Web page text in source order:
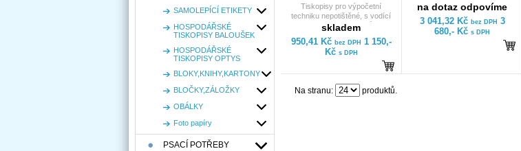
SAMOLEPÍCÍ ETIKETY
HOSPODÁŘSKÉ
TISKOPISY BALOUŠEK
HOSPODÁŘSKÉ
TISKOPISY OPTYS
BLOKY,KNIHY,KARTONY
BLOČKY,ZÁLOŽKY
OBÁLKY
Foto papíry
PSACÍ POTŘEBY
Tiskopisy pro výpočetní
techniku nepotištěné, s vodící
perforací, 1+2 kopie, půlené.
automatizovaném zpracování
informací k administrativním,
obchodním nebo technickým
účelům. Papír neskladujte v
blízkosti topných těles,
otevřených oken a na přímém
skladem
950,41 Kč bez DPH 1 150,-
Kč s DPH
na dotaz odpovíme
3 041,32 Kč bez DPH 3
680,- Kč s DPH
Na stranu: produktů.